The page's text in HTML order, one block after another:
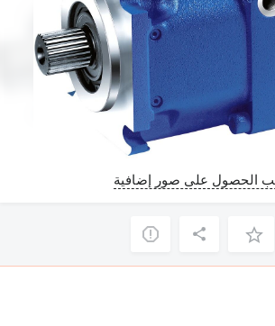
الحصول على صور إضافية